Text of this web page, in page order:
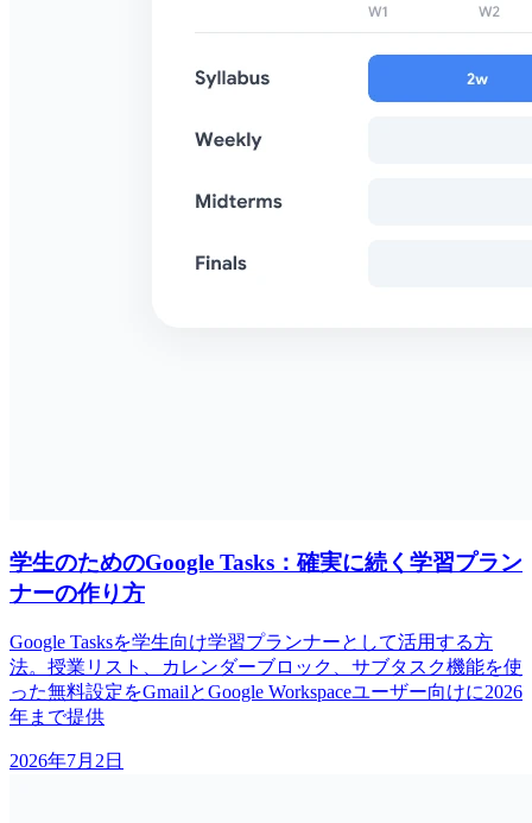
学生のためのGoogle Tasks：確実に続く学習プラン
ナーの作り方
Google Tasksを学生向け学習プランナーとして活用する方
法。授業リスト、カレンダーブロック、サブタスク機能を使
った無料設定をGmailとGoogle Workspaceユーザー向けに2026
年まで提供
2026年7月2日